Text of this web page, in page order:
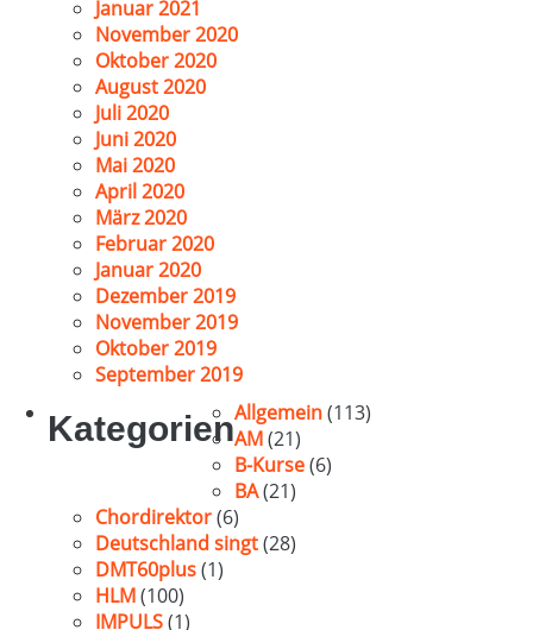
Januar 2021
November 2020
Oktober 2020
August 2020
Juli 2020
Juni 2020
Mai 2020
April 2020
März 2020
Februar 2020
Januar 2020
Dezember 2019
November 2019
Oktober 2019
September 2019
KategorienAllgemein(113)
AM(21)
B-Kurse(6)
BA(21)
Chordirektor(6)
Deutschland singt(28)
DMT60plus(1)
HLM(100)
IMPULS(1)